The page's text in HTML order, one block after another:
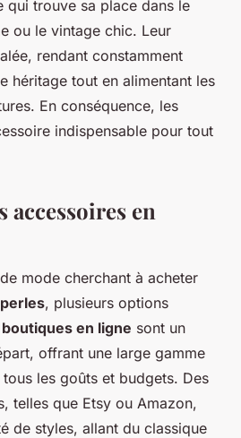
qui trouve sa place dans le
ou le vintage chic. Leur
rendant constamment
héritage tout en alimentant les
En conséquence, les
indispensable pour tout
accessoires en
mode cherchant à acheter
, plusieurs options
boutiques en ligne sont un
offrant une large gamme
les goûts et budgets. Des
telles que Etsy ou Amazon,
de styles, allant du classique